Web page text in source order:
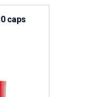
caps